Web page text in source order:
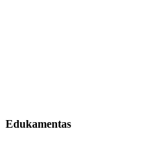
Edukamentas